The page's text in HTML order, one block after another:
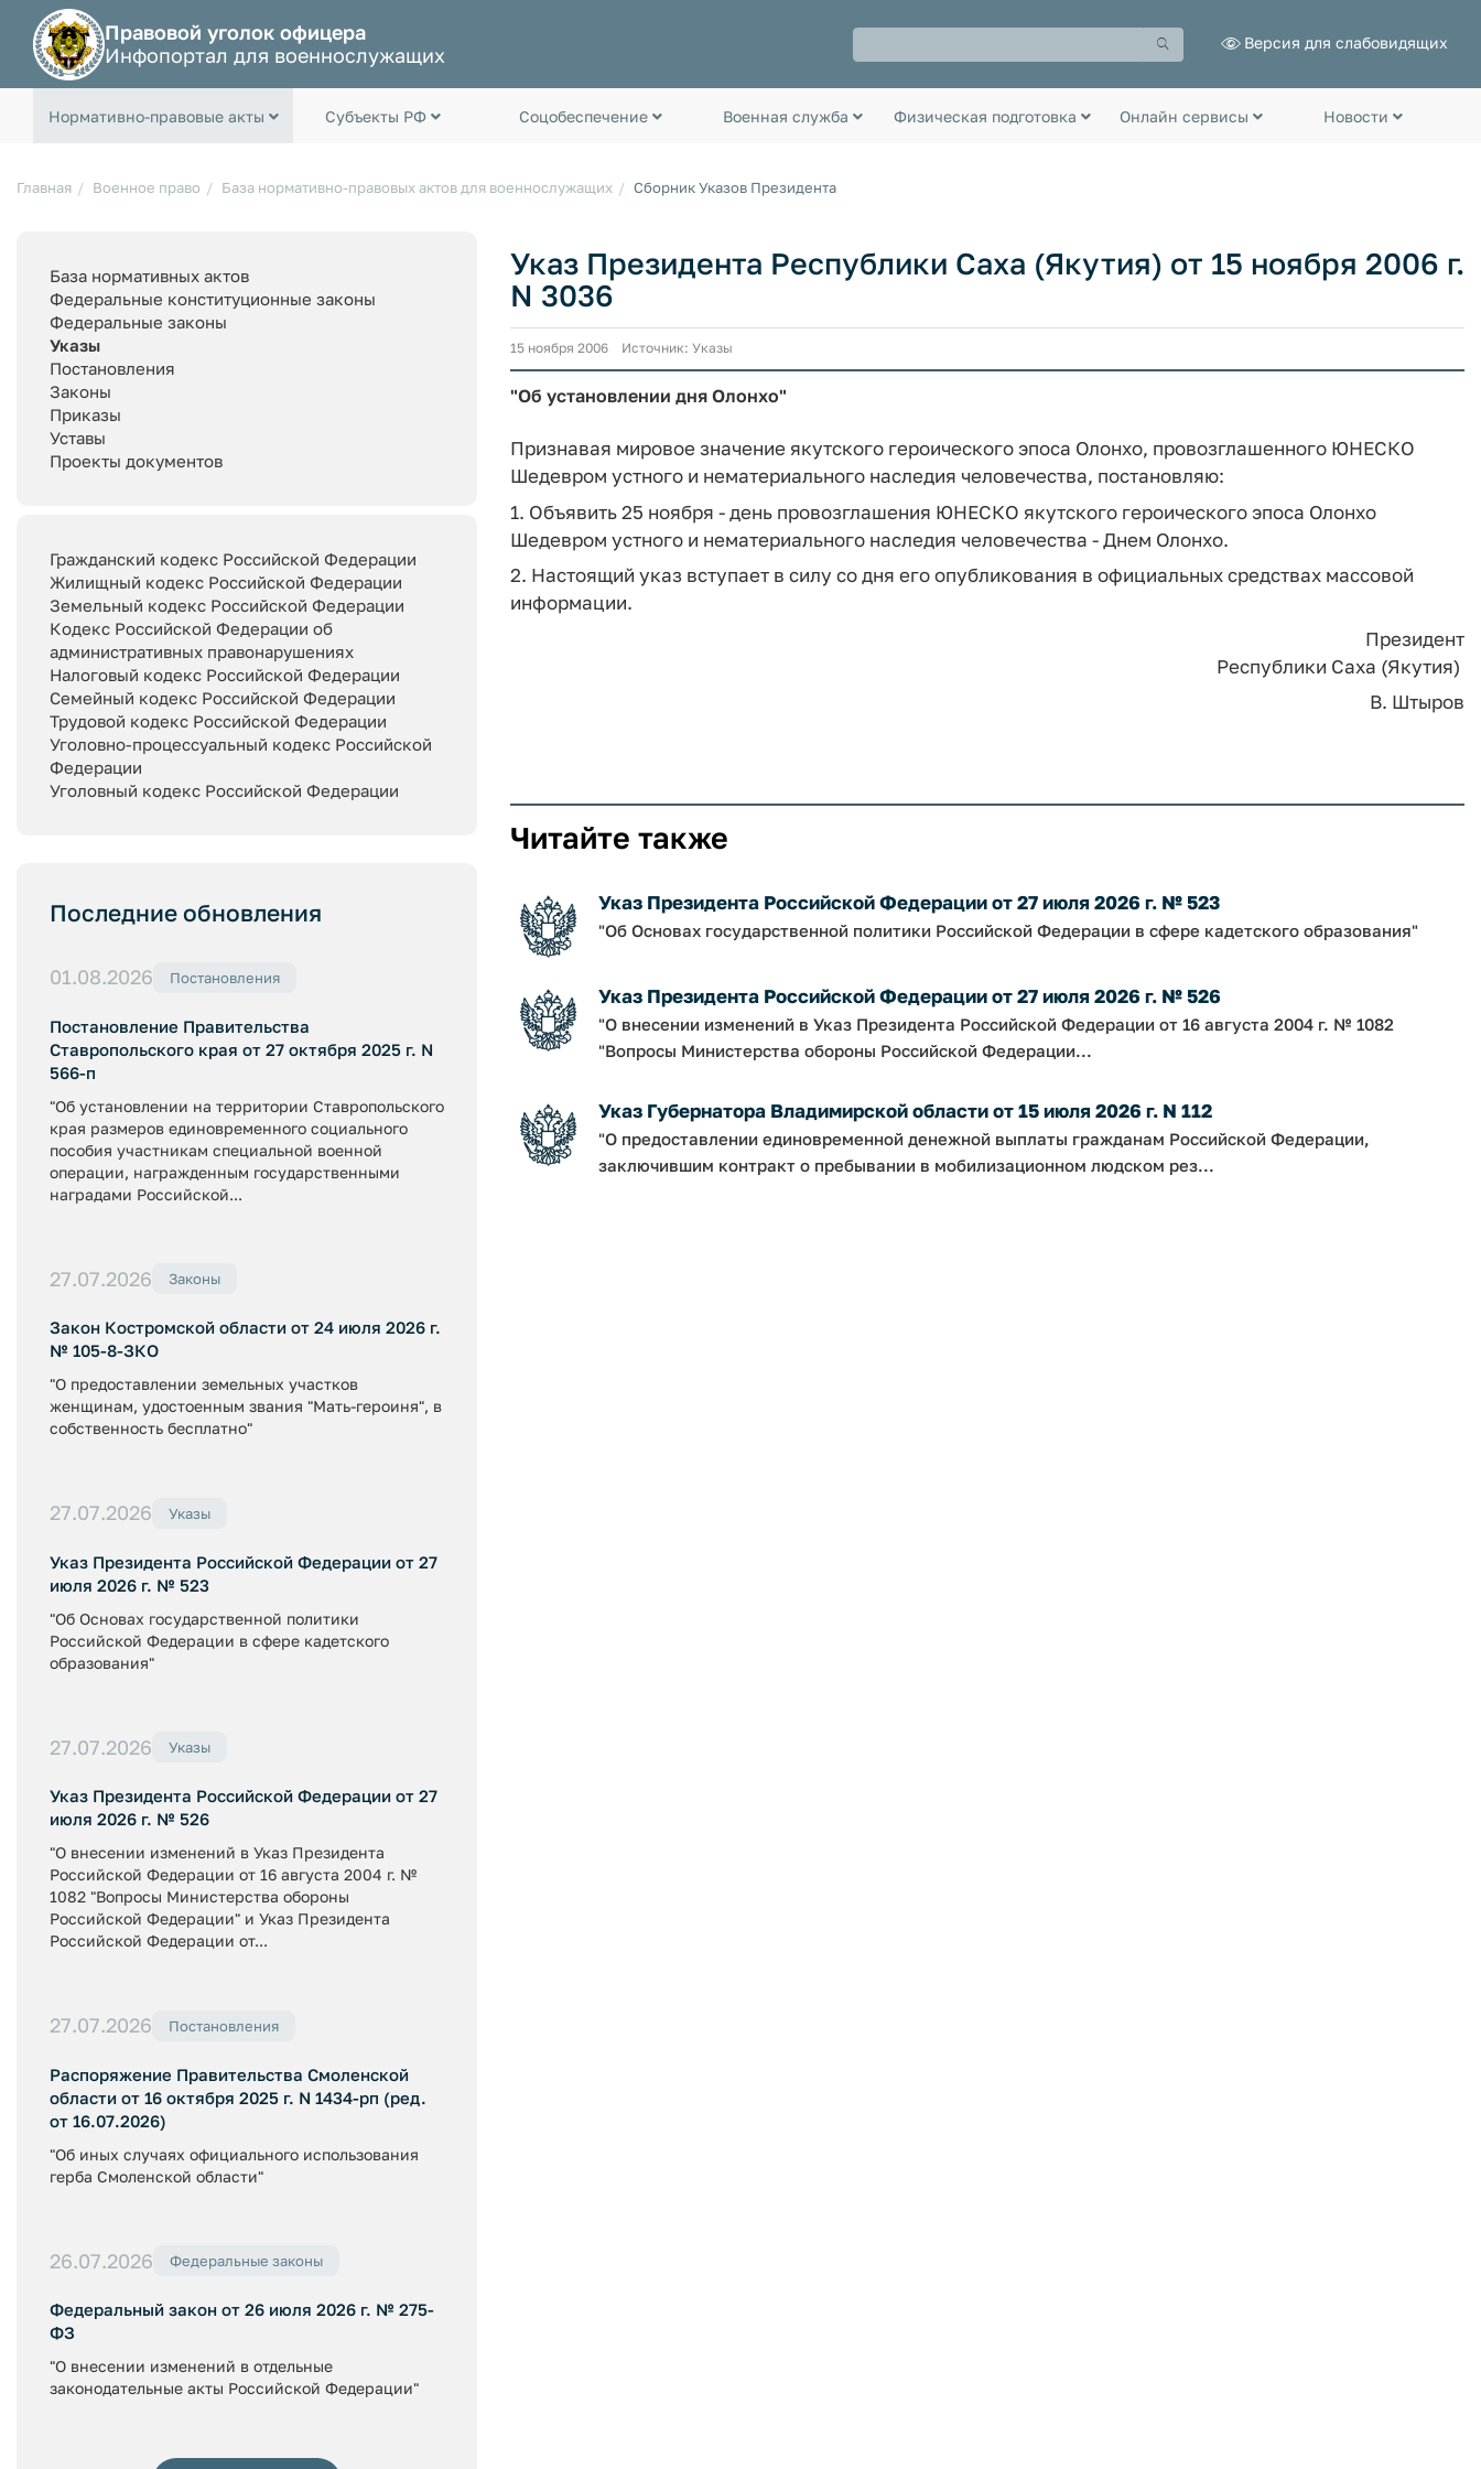
Правовой уголок офицера
Инфопортал для военнослужащих
Версия для слабовидящих
Нормативно-правовые акты Субъекты РФ Соцобеспечение Военная служба Физическая подготовка Онлайн сервисы Новости
Главная Военное право База нормативно-правовых актов для военнослужащих Сборник Указов Президента
База нормативных актов
Федеральные конституционные законы
Федеральные законы
Указы
Постановления
Законы
Приказы
Уставы
Проекты документов
Гражданский кодекс Российской Федерации
Жилищный кодекс Российской Федерации
Земельный кодекс Российской Федерации
Кодекс Российской Федерации об
административных правонарушениях
Налоговый кодекс Российской Федерации
Семейный кодекс Российской Федерации
Трудовой кодекс Российской Федерации
Уголовно-процессуальный кодекс Российской
Федерации
Уголовный кодекс Российской Федерации
Последние обновления
01.08.2026 Постановления
Постановление Правительства
Ставропольского края от 27 октября 2025 г. N
566-п
"Об установлении на территории Ставропольского
края размеров единовременного социального
пособия участникам специальной военной
операции, награжденным государственными
наградами Российской...
27.07.2026 Законы
Закон Костромской области от 24 июля 2026 г.
№ 105-8-ЗКО
"О предоставлении земельных участков
женщинам, удостоенным звания "Мать-героиня", в
собственность бесплатно"
27.07.2026 Указы
Указ Президента Российской Федерации от 27
июля 2026 г. № 523
"Об Основах государственной политики
Российской Федерации в сфере кадетского
образования"
27.07.2026 Указы
Указ Президента Российской Федерации от 27
июля 2026 г. № 526
"О внесении изменений в Указ Президента
Российской Федерации от 16 августа 2004 г. №
1082 "Вопросы Министерства обороны
Российской Федерации" и Указ Президента
Российской Федерации от...
27.07.2026 Постановления
Распоряжение Правительства Смоленской
области от 16 октября 2025 г. N 1434-рп (ред.
от 16.07.2026)
"Об иных случаях официального использования
герба Смоленской области"
26.07.2026 Федеральные законы
Федеральный закон от 26 июля 2026 г. № 275-
ФЗ
"О внесении изменений в отдельные
законодательные акты Российской Федерации"
Указ Президента Республики Саха (Якутия) от 15 ноября 2006 г.
N 3036
15 ноября 2006 Источник: Указы
"Об установлении дня Олонхо"
Признавая мировое значение якутского героического эпоса Олонхо, провозглашенного ЮНЕСКО
Шедевром устного и нематериального наследия человечества, постановляю:
1. Объявить 25 ноября - день провозглашения ЮНЕСКО якутского героического эпоса Олонхо
Шедевром устного и нематериального наследия человечества - Днем Олонхо.
2. Настоящий указ вступает в силу со дня его опубликования в официальных средствах массовой
информации.
Президент
Республики Саха (Якутия)
В. Штыров
Читайте также
Указ Президента Российской Федерации от 27 июля 2026 г. № 523
"Об Основах государственной политики Российской Федерации в сфере кадетского образования"
Указ Президента Российской Федерации от 27 июля 2026 г. № 526
"О внесении изменений в Указ Президента Российской Федерации от 16 августа 2004 г. № 1082
"Вопросы Министерства обороны Российской Федерации...
Указ Губернатора Владимирской области от 15 июля 2026 г. N 112
"О предоставлении единовременной денежной выплаты гражданам Российской Федерации,
заключившим контракт о пребывании в мобилизационном людском рез...